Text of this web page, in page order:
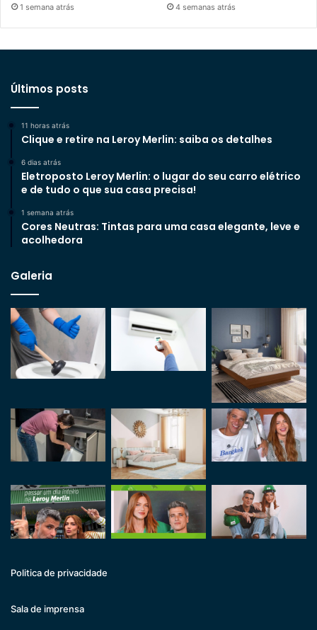
1 semana atrás 4 semanas atrás
Últimos posts
11 horas atrás
Clique e retire na Leroy Merlin: saiba os detalhes
6 dias atrás
Eletroposto Leroy Merlin: o lugar do seu carro elétrico
e de tudo o que sua casa precisa!
1 semana atrás
Cores Neutras: Tintas para uma casa elegante, leve e
acolhedora
Galeria
Politica de privacidade
Sala de imprensa